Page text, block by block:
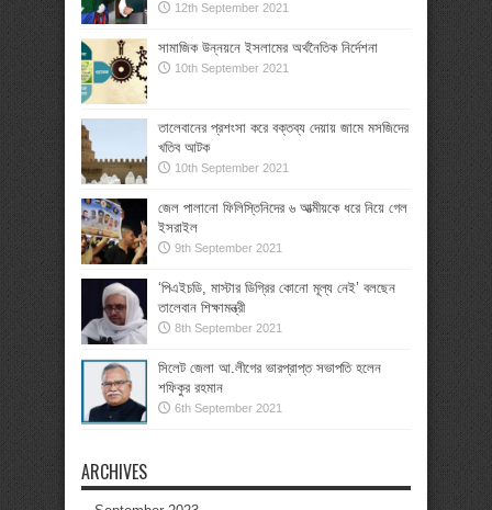
12th September 2021
সামাজিক উন্নয়নে ইসলামের অর্থনৈতিক নির্দেশনা
10th September 2021
তালেবানের প্রশংসা করে বক্তব্য দেয়ায় জামে মসজিদের
খতিব আটক
10th September 2021
জেল পালানো ফিলিস্তিনিদের ৬ আত্মীয়কে ধরে নিয়ে গেল
ইসরাইল
9th September 2021
‘পিএইচডি, মাস্টার ডিগ্রির কোনো মূল্য নেই’ বলছেন
তালেবান শিক্ষামন্ত্রী
8th September 2021
সিলেট জেলা আ.লীগের ভারপ্রাপ্ত সভাপতি হলেন
শফিকুর রহমান
6th September 2021
ARCHIVES